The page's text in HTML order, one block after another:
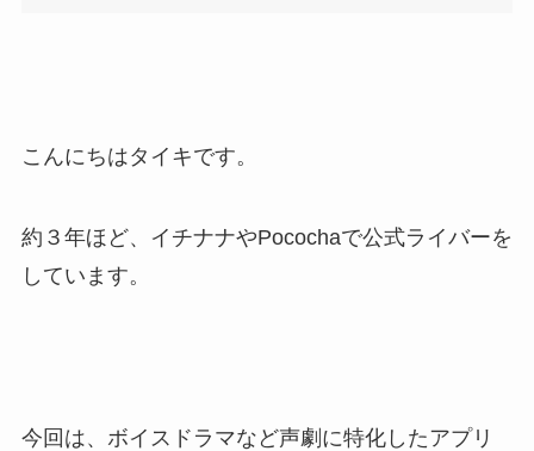
こんにちはタイキです。
約３年ほど、イチナナやPocochaで公式ライバーを
しています。
今回は、ボイスドラマなど声劇に特化したアプリ